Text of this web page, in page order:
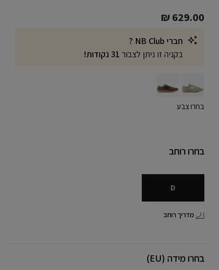
₪ 629.00
חברי NB Club ?
בקניה זו ניתן לצבור
בחרו צבע
בחרו רוחב
D
מדריך רוחב
בחרו מידה (EU)